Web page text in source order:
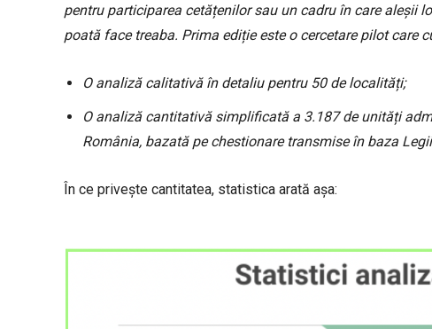
pentru participarea cetățenilor sau un cadru în care aleșii
poată face treaba. Prima ediție este o cercetare pilot care
O analiză calitativă în detaliu pentru 50 de localități;
O analiză cantitativă simplificată a 3.187 de unități
România, bazată pe chestionare transmise în baza
În ce privește cantitatea, statistica arată așa: